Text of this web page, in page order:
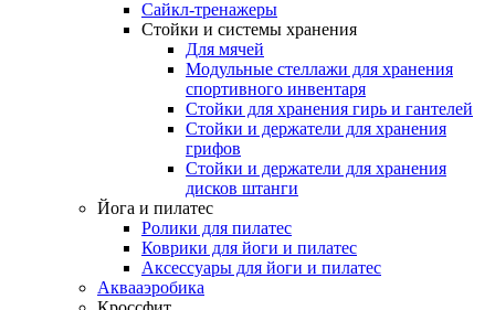
Сайкл-тренажеры
Стойки и системы хранения
Для мячей
Модульные стеллажи для хранения
спортивного инвентаря
Стойки для хранения гирь и гантелей
Стойки и держатели для хранения
грифов
Стойки и держатели для хранения
дисков штанги
Йога и пилатес
Ролики для пилатес
Коврики для йоги и пилатес
Аксессуары для йоги и пилатес
Аквааэробика